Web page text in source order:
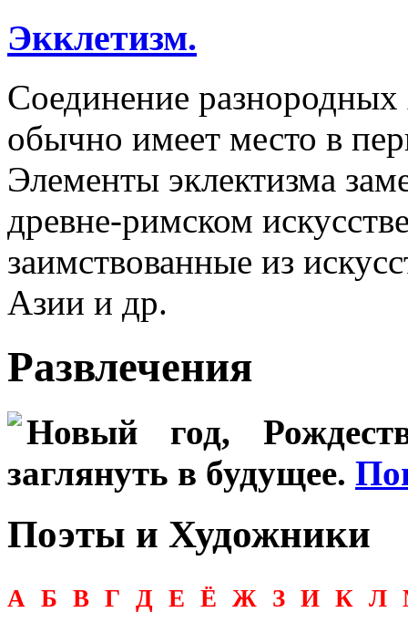
Экклетизм.
Соединение
обычно имеет место в
Элементы эклектизма
древне-римском
заимствованные из
Азии и др.
Развлечения
Новый год,
заглянуть в будущее.
Поэты и Художники
А Б В Г Д Е Ё Ж З И К Л